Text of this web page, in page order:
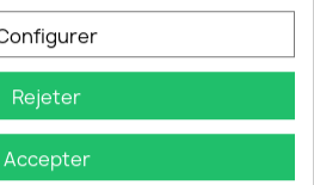

Huawei P Smart 2021 -
Verre...
favorite_border
Rejeter
Accepter